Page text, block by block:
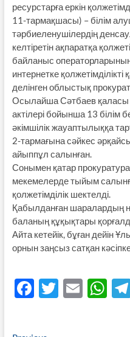
ресурстарға еркін
11-тармақшасы) – білім
тәрбиеленушілердің
келтіретін ақпаратқа
байланыс
интернетке
делінген облыстық
Осылайша Сәтбаев қаласы
актілері бойынша 13
әкімшілік жауаптылыққа
2-тармағына сәйкес
айыппұл салынған.
Сонымен қатар прокуратура
мекемелерде тыйым
қолжетімділік шектелді.
Қабылданған шаралардың
баланың құқықтары
Айта кетейік, бұған дейін
орнын заңсыз сатқан
F T E W